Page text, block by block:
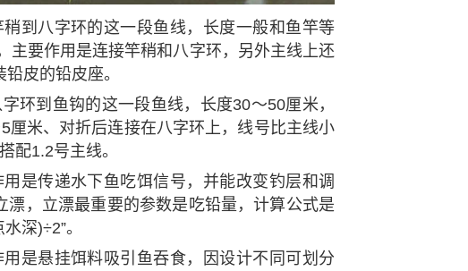
到八字环的这一段鱼线，长度一般和鱼竿等
主要作用是连接竿稍和八字环，另外主线上还
皮的铅皮座。
环到鱼钩的这一段鱼线，长度30～50厘米，
厘米、对折后连接在八字环上，线号比主线小
配1.2号主线。
是传递水下鱼吃饵信号，并能改变钓层和调
漂，立漂最重要的参数是吃铅量，计算公式是
深)÷2”。
是悬挂饵料吸引鱼吞食，因设计不同可划分